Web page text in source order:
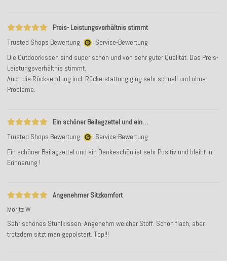
Preis- Leistungsverhältnis stimmt
Trusted Shops Bewertung
Service-Bewertung
Die Outdoorkissen sind super schön und von sehr guter Qualität. Das Preis-
Leistungsverhältnis stimmt.
Auch die Rücksendung incl. Rückerstattung ging sehr schnell und ohne
Probleme.
Ein schöner Beilagzettel und ein…
Trusted Shops Bewertung
Service-Bewertung
Ein schöner Beilagzettel und ein Dankeschön ist sehr Positiv und bleibt in
Erinnerung !
Angenehmer Sitzkomfort
Moritz W
Sehr schönes Stuhlkissen. Angenehm weicher Stoff. Schön flach, aber
trotzdem sitzt man gepolstert. Top!!!